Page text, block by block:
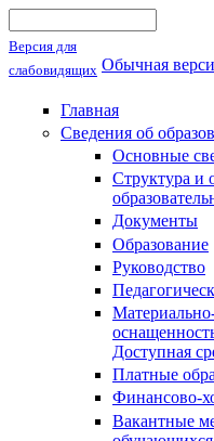
Форма поиска
Версия для
слабовидящих Обычная
Главная
Сведения об
Основные
Структура и
Документы
Образование
Руководство
Доступная
Платные
Финансово-
Вакантные